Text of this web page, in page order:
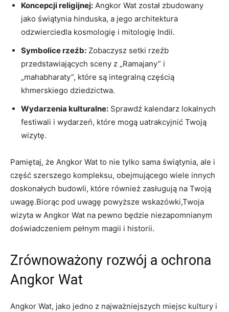
Koncepcji religijnej: Angkor Wat został zbudowany
jako świątynia hinduska, a jego architektura
odzwierciedla kosmologię i mitologię Indii.
Symbolice rzeźb: Zobaczysz setki rzeźb
przedstawiających sceny z „Ramajany” i
„mahabharaty”, które są integralną częścią
khmerskiego dziedzictwa.
Wydarzenia kulturalne: Sprawdź kalendarz lokalnych
festiwali i wydarzeń, które mogą uatrakcyjnić Twoją
wizytę.
Pamiętaj, że Angkor Wat to nie tylko sama świątynia, ale i
część szerszego kompleksu, obejmującego wiele innych
doskonałych budowli, które również zasługują na Twoją
uwagę.Biorąc pod uwagę powyższe wskazówki,Twoja
wizyta w Angkor Wat na pewno będzie niezapomnianym
doświadczeniem pełnym magii i historii.
Zrównoważony rozwój a ochrona
Angkor Wat
Angkor Wat, jako jedno z najważniejszych miejsc kultury i